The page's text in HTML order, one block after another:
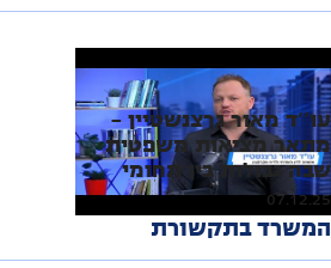
עו''ד מאור גרצנשטיין -
מתאר מציאות משפטית
שבה גבולות בין תחומי
המומחיות מיטשטשים
07.12.25
המשרד בתקשורת